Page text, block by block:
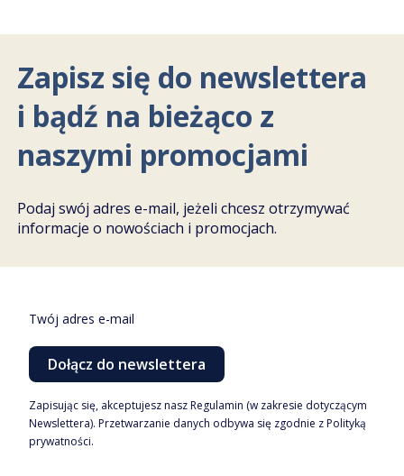
Zapisz się do newslettera
i bądź na bieżąco z
naszymi promocjami
Podaj swój adres e-mail, jeżeli chcesz otrzymywać
informacje o nowościach i promocjach.
Twój adres e-mail
Dołącz do newslettera
Zapisując się, akceptujesz nasz Regulamin (w zakresie dotyczącym
Newslettera). Przetwarzanie danych odbywa się zgodnie z Polityką
prywatności.